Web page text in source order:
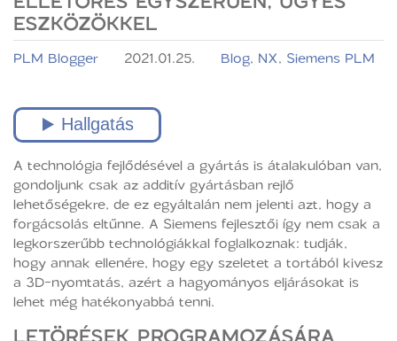
ESZKÖZÖKKEL
PLM Blogger 2021.01.25. Blog, NX, Siemens PLM
A technológia fejlődésével a gyártás is átalakulóban van,
gondoljunk csak az additív gyártásban rejlő
lehetőségekre, de ez egyáltalán nem jelenti azt, hogy a
forgácsolás eltűnne. A Siemens fejlesztői így nem csak a
legkorszerűbb technológiákkal foglalkoznak: tudják,
hogy annak ellenére, hogy egy szeletet a tortából kivesz
a 3D-nyomtatás, azért a hagyományos eljárásokat is
lehet még hatékonyabbá tenni.